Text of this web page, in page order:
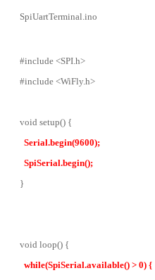
SpiUartTerminal.ino
#include <SPI.h>
#include <WiFly.h>
void setup() {
Serial.begin(9600);
SpiSerial.begin();
}
void loop() {
while(SpiSerial.available() > 0) {